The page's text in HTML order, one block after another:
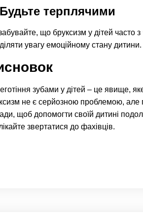
Будьте терплячими
що бруксизм у дітей часто
увагу емоційному стану
зубами у дітей – це явище,
не є серйозною проблемою, але
щоб допомогти своїй дитині
звертатися до фахівців.